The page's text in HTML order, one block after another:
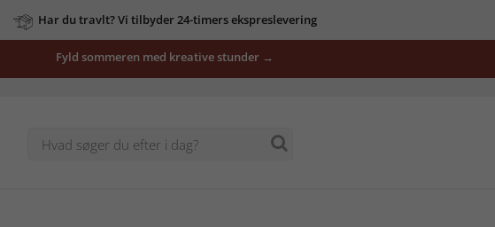
Har du travlt? Vi tilbyder 24-timers ekspreslevering
Fyld sommeren med kreative stunder →